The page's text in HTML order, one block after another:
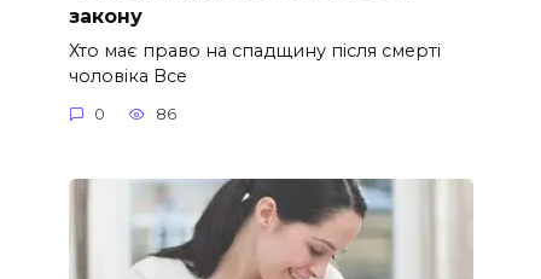
закону
Хто має право на спадщину після смерті
чоловіка Все
0 86